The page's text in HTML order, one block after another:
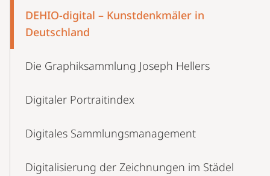
DEHIO-digital – Kunstdenkmäler in
Deutschland
Die Graphiksammlung Joseph Hellers
Digitaler Portraitindex
Digitales Sammlungsmanagement
Digitalisierung der Zeichnungen im Städel